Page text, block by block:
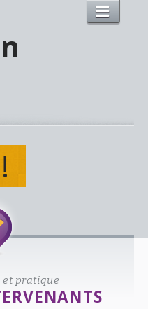
et pratique